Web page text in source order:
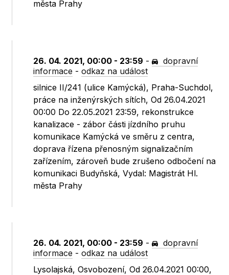
města Prahy
26. 04. 2021, 00:00 - 23:59 -
dopravní
informace -odkaz na událost
silnice II/241 (ulice Kamýcká), Praha-Suchdol,
práce na inženýrských sítích, Od 26.04.2021
00:00 Do 22.05.2021 23:59, rekonstrukce
kanalizace - zábor části jízdního pruhu
komunikace Kamýcká ve směru z centra,
doprava řízena přenosným signalizačním
zařízením, zároveň bude zrušeno odbočení na
komunikaci Budyňská, Vydal: Magistrát Hl.
města Prahy
26. 04. 2021, 00:00 - 23:59 -
dopravní
informace -odkaz na událost
Lysolajská, Osvobození, Od 26.04.2021 00:00,